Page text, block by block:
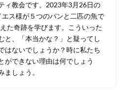
ィ教会です。2023年3月26日の
ス様が５つのパンと二匹の魚で
た奇跡を学びます。こういった
と、「本当かな？」と疑ってし
はないでしょうか？時に私たち
ができない理由は何でしょう
ましょう。